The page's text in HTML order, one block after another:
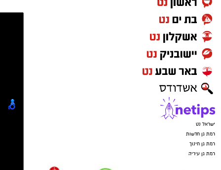
ישראל נט
רמת גן חדשות
רמת גן חינוך
רמת גן עיריה